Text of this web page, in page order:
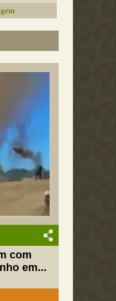
com
em...